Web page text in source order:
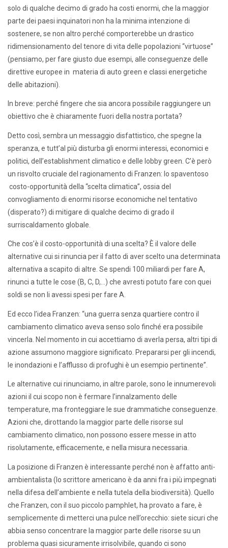
solo di qualche decimo di grado ha costi enormi, che la maggior
parte dei paesi inquinatori non ha la minima intenzione di
sostenere, se non altro perché comporterebbe un drastico
ridimensionamento del tenore di vita delle popolazioni “virtuose”
(pensiamo, per fare giusto due esempi, alle conseguenze delle
direttive europee in materia di auto green e classi energetiche
delle abitazioni).
In breve: perché fingere che sia ancora possibile raggiungere un
obiettivo che è chiaramente fuori della nostra portata?
Detto così, sembra un messaggio disfattistico, che spegne la
speranza, e tutt’al più disturba gli enormi interessi, economici e
politici, dell’establishment climatico e delle lobby green. C’è però
un risvolto cruciale del ragionamento di Franzen: lo spaventoso
costo-opportunità della “scelta climatica”, ossia del
convogliamento di enormi risorse economiche nel tentativo
(disperato?) di mitigare di qualche decimo di grado il
surriscaldamento globale.
Che cos’è il costo-opportunità di una scelta? È il valore delle
alternative cui si rinuncia per il fatto di aver scelto una determinata
alternativa a scapito di altre. Se spendi 100 miliardi per fare A,
rinunci a tutte le cose (B, C, D,…) che avresti potuto fare con quei
soldi se non li avessi spesi per fare A.
Ed ecco l’idea Franzen: “una guerra senza quartiere contro il
cambiamento climatico aveva senso solo finché era possibile
vincerla. Nel momento in cui accettiamo di averla persa, altri tipi di
azione assumono maggiore significato. Prepararsi per gli incendi,
le inondazioni e l’afflusso di profughi è un esempio pertinente”.
Le alternative cui rinunciamo, in altre parole, sono le innumerevoli
azioni il cui scopo non è fermare l’innalzamento delle
temperature, ma fronteggiare le sue drammatiche conseguenze.
Azioni che, dirottando la maggior parte delle risorse sul
cambiamento climatico, non possono essere messe in atto
risolutamente, efficacemente, e nella misura necessaria.
La posizione di Franzen è interessante perché non è affatto anti-
ambientalista (lo scrittore americano è da anni fra i più impegnati
nella difesa dell’ambiente e nella tutela della biodiversità). Quello
che Franzen, con il suo piccolo pamphlet, ha provato a fare, è
semplicemente di metterci una pulce nell’orecchio: siete sicuri che
abbia senso concentrare la maggior parte delle risorse su un
problema quasi sicuramente irrisolvibile, quando ci sono